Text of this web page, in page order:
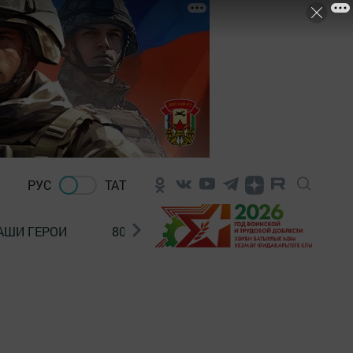
РУС ТАТ
ГЕРОИ 80 ЛЕТ ПОБЕДЫ! Финансовая